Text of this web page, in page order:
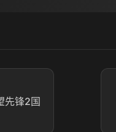
先锋2国